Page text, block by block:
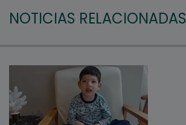
NOTICIAS RELACIONADAS